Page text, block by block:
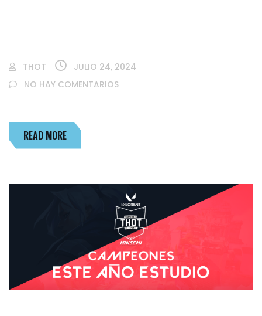
THOT
JULIO 24, 2024
NO HAY COMENTARIOS
READ MORE